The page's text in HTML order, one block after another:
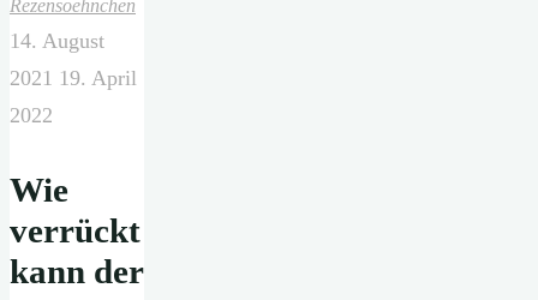
Rezensoehnchen
14. August
2021 19. April
2022
Wie
verrückt
kann der